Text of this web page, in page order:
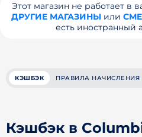
Этот магазин не работает в
ДРУГИЕ МАГАЗИНЫили
есть иностранный
КЭШБЭК ПРАВИЛА НАЧИСЛЕНИЯ
Кэшбэк в